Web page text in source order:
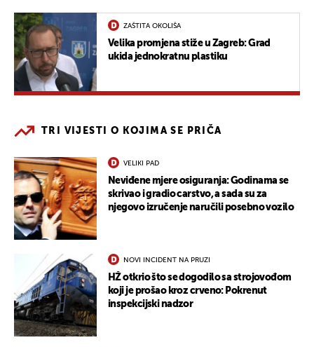
ZAŠTITA OKOLIŠA
Velika promjena stiže u Zagreb: Grad
ukida jednokratnu plastiku
TRI VIJESTI O KOJIMA SE PRIČA
VELIKI PAD
Neviđene mjere osiguranja: Godinama se
skrivao i gradio carstvo, a sada su za
njegovo izručenje naručili posebno vozilo
NOVI INCIDENT NA PRUZI
HŽ otkrio što se dogodilo sa strojovođom
koji je prošao kroz crveno: Pokrenut
inspekcijski nadzor